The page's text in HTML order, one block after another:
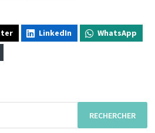
LinkedIn
WhatsApp